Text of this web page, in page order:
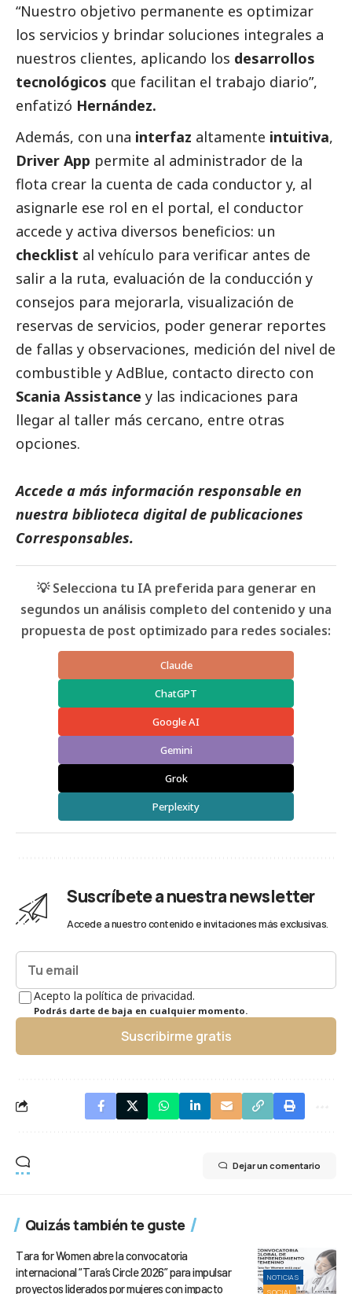
“Nuestro objetivo permanente es optimizar
los servicios y brindar soluciones integrales a
nuestros clientes, aplicando los desarrollos
tecnológicos que facilitan el trabajo diario”,
enfatizó Hernández.
Además, con una interfaz altamente intuitiva,
Driver App permite al administrador de la
flota crear la cuenta de cada conductor y, al
asignarle ese rol en el portal, el conductor
accede y activa diversos beneficios: un
checklist al vehículo para verificar antes de
salir a la ruta, evaluación de la conducción y
consejos para mejorarla, visualización de
reservas de servicios, poder generar reportes
de fallas y observaciones, medición del nivel de
combustible y AdBlue, contacto directo con
Scania Assistance y las indicaciones para
llegar al taller más cercano, entre otras
opciones.
Accede a más información responsable en
nuestra biblioteca digital de publicaciones
Corresponsables.
💡 Selecciona tu IA preferida para generar en
segundos un análisis completo del contenido y una
propuesta de post optimizado para redes sociales:
Claude
ChatGPT
Google AI
Gemini
Grok
Perplexity
Suscríbete a nuestra newsletter
Accede a nuestro contenido e invitaciones más exclusivas.
Acepto la política de privacidad.
Podrás darte de baja en cualquier momento.
Suscribirme gratis
Dejar un comentario
Quizás también te guste
NOTICIAS
SOCIAL
Tara for Women abre la convocatoria
internacional “Tara’s Circle 2026” para impulsar
proyectos liderados por mujeres con impacto